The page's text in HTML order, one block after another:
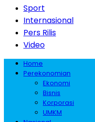
Sport
Internasional
Pers Rilis
Video
Home
Perekonomian
Ekonomi
Bisnis
Korporasi
UMKM